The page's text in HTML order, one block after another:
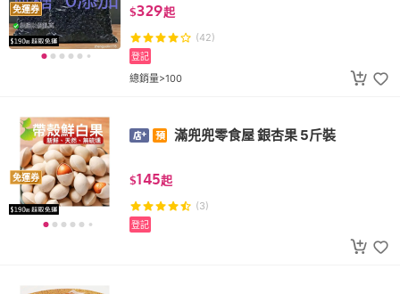
免運券 $329起
(42)
總銷量>100
登記
免運券
滿兜兜零食屋 銀杏果 5斤裝
$145起
(3)
登記